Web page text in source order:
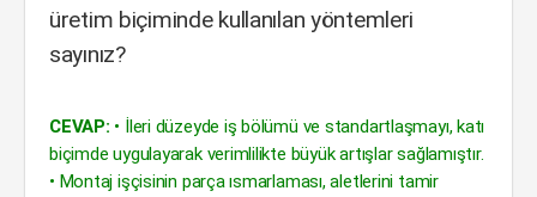
üretim biçiminde kullanılan yöntemleri
sayınız?
CEVAP: • İleri düzeyde iş bölümü ve standartlaşmayı, katı
biçimde uygulayarak verimlilikte büyük artışlar sağlamıştır.
• Montaj işçisinin parça ısmarlaması, aletlerini tamir